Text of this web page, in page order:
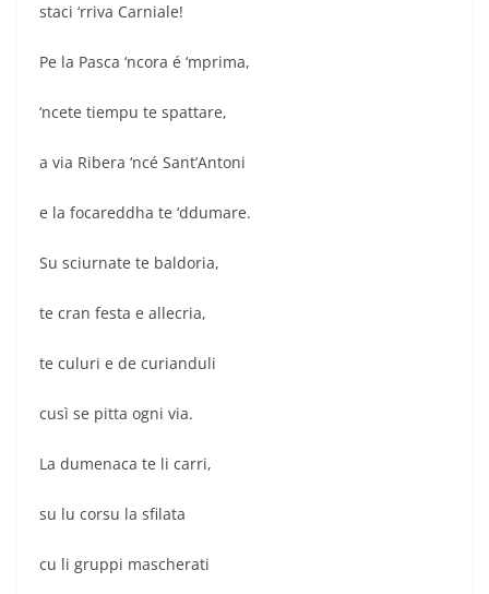
staci ‘rriva Carniale!
Pe la Pasca ‘ncora é ‘mprima,
‘ncete tiempu te spattare,
a via Ribera ‘ncé Sant’Antoni
e la focareddha te ‘ddumare.
Su sciurnate te baldoria,
te cran festa e allecria,
te culuri e de curianduli
cusì se pitta ogni via.
La dumenaca te li carri,
su lu corsu la sfilata
cu li gruppi mascherati